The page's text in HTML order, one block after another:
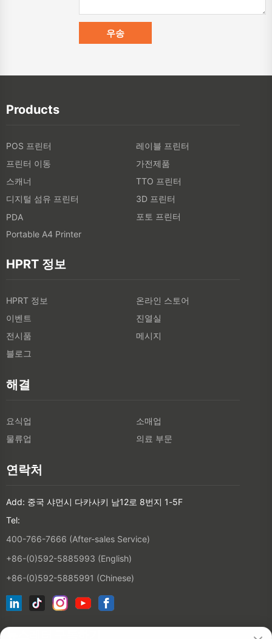
Products
POS 프린터
레이블 프린터
프린터 이동
가전제품
스캐너
TTO 프린터
디지털 섬유 프린터
3D 프린터
PDA
포토 프린터
Portable A4 Printer
HPRT 정보
HPRT 정보
온라인 스토어
이벤트
진열실
전시품
메시지
블로그
해결
요식업
소매업
물류업
의료 부문
연락처
Add: 중국 샤먼시 다카사키 남12로 8번지 1-5F
Tel:
400-766-7666 (After-sales Service)
+86-(0)592-5885993 (English)
+86-(0)592-5885991 (Chinese)